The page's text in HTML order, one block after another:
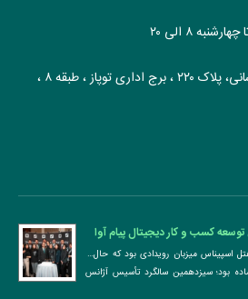
۸ الی ۲۰
تهران، آیت اله کاشانی، پلاک ۲۲۰ ، برج اداری توپاز ، طبقه ۸ ،
کسب و کار دیجیتال پیام آوا
هتل اسپیناس میزبان رویدادی بود که حال ‌و
بود؛ سیزدهمین سالگرد تأسیس آژانس